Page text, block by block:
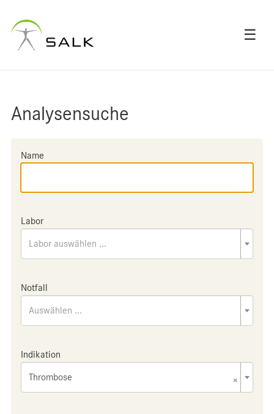
☰
Analysensuche
Name
Labor
Labor auswählen ...
Notfall
Auswählen ...
Indikation
×
Thrombose